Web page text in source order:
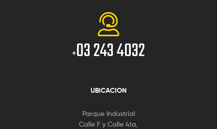
+03 243 4032
UBICACION
Parque Industrial
Calle F y Calle 4ta,